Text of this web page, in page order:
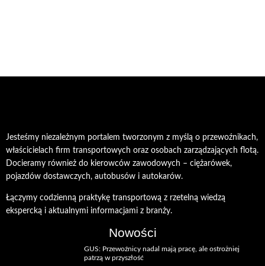
Jesteśmy niezależnym portalem tworzonym z myślą o przewoźnikach,
właścicielach firm transportowych oraz osobach zarządzających flotą.
Docieramy również do kierowców zawodowych – ciężarówek,
pojazdów dostawczych, autobusów i autokarów.
Łączymy codzienną praktykę transportową z rzetelną wiedzą
ekspercką i aktualnymi informacjami z branży.
Nowości
GUS: Przewoźnicy nadal mają pracę, ale ostrożniej
patrzą w przyszłość